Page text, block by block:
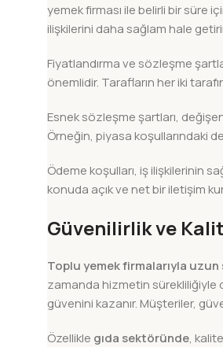
yemek firması ile belirli bir süre
ilişkilerini daha sağlam hale
Fiyatlandırma ve sözleşme
önemlidir. Tarafların her iki
Esnek sözleşme şartları,
Örneğin, piyasa koşullarındaki
Ödeme koşulları, iş ilişkilerinin
konuda açık ve net bir iletişim
Güvenilirlik ve
Toplu yemek firmalarıyla
zamanda hizmetin sürekliliğiyle
güvenini kazanır. Müşteriler,
Özellikle gıda sektöründe,